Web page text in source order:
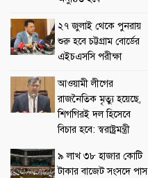
২৭ জুলাই থেকে পুনরায়
শুরু হবে চট্টগ্রাম বোর্ডের
এইচএসসি পরীক্ষা
আওয়ামী লীগের
রাজনৈতিক মৃত্যু হয়েছে,
শিগগিরই দল হিসেবে
বিচার হবে: স্বরাষ্ট্রমন্ত্রী
৯ লাখ ৩৮ হাজার কোটি
টাকার বাজেট সংসদে পাস